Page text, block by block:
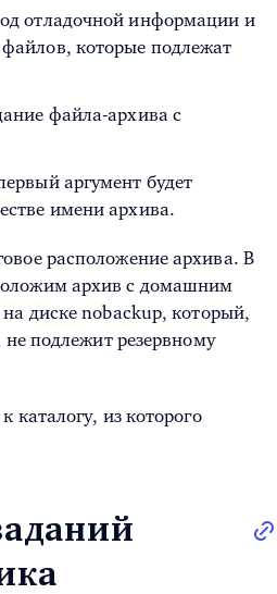
отладочной информации и
которые подлежат
файла-архива с
аргумент будет
имени архива.
расположение архива. В
архив с домашним
диске nobackup, который,
не подлежит резервному
каталогу, из которого